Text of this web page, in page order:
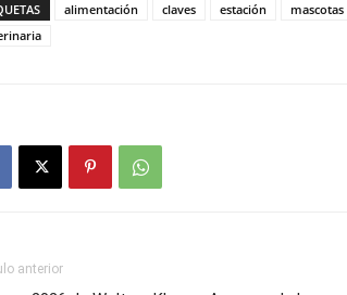
alimentación claves estación mascotas
anterior